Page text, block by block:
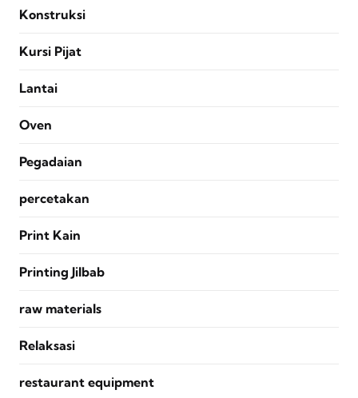
Konstruksi
Kursi Pijat
Lantai
Oven
Pegadaian
percetakan
Print Kain
Printing Jilbab
raw materials
Relaksasi
restaurant equipment